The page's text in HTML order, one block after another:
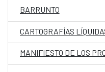
BARRUNTO
CARTOGRAFÍAS
MANIFIESTO DE LOS